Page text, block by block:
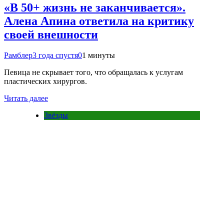
«В 50+ жизнь не заканчивается».
Алена Апина ответила на критику
своей внешности
Рамблер3 года спустя01 минуты
Певица не скрывает того, что обращалась к услугам
пластических хирургов.
Читать далее
Звёзды